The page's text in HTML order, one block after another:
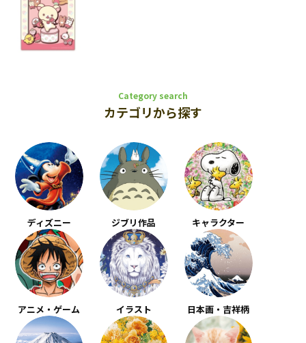
Category search
カテゴリから探す
ディズニー ジブリ作品 キャラクター
アニメ・ゲーム イラスト 日本画・吉祥柄